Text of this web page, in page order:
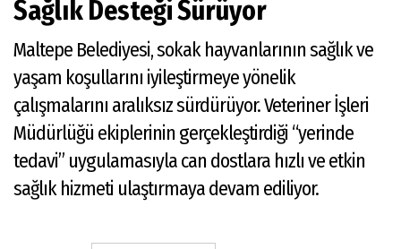
Haber
Gazete
Arşivi
Günün
Haberleri
Durumu
Gazete
Manşetleri
Anketler
Biyografiler
Yazarları
Galeri
Foto
Galeri
Çerez
Politikası
İlkeleri
Sağlık Desteği Sürüyor
Maltepe Belediyesi, sokak hayvanlarının sağlık ve
yaşam koşullarını iyileştirmeye yönelik
çalışmalarını aralıksız sürdürüyor. Veteriner İşleri
Müdürlüğü ekiplerinin gerçekleştirdiği “yerinde
tedavi” uygulamasıyla can dostlara hızlı ve etkin
sağlık hizmeti ulaştırmaya devam ediliyor.